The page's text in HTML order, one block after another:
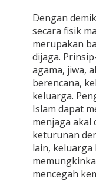
Dengan
secara fisik
merupakan
dijaga.
agama, jiwa,
berencana,
keluarga.
Islam dapat
menjaga
keturunan
lain, keluarga
mencegah